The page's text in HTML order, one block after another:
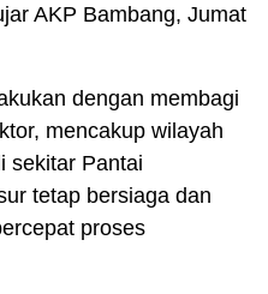
AKP Bambang, Jumat
dengan membagi
mencakup wilayah
sekitar Pantai
tetap bersiaga dan
proses